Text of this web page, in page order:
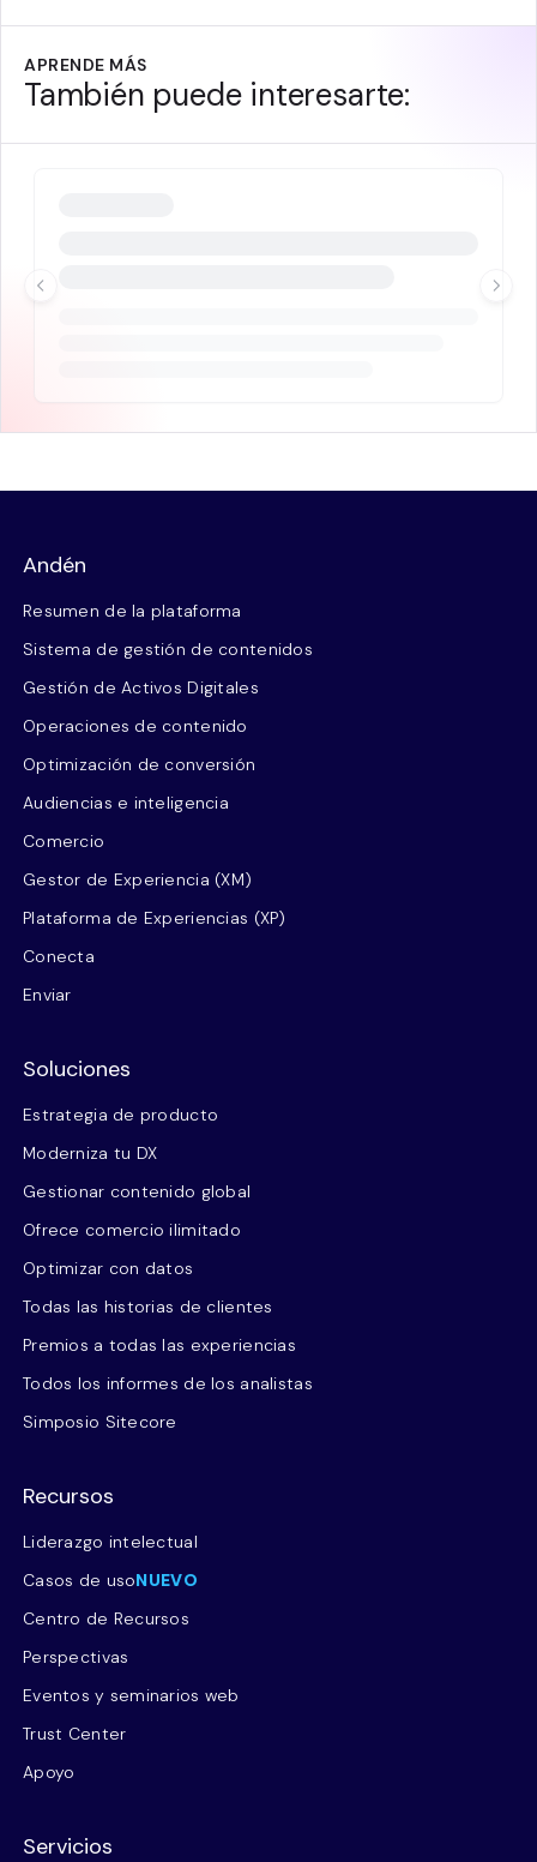
APRENDE MÁS
También puede interesarte:
Andén
Resumen de la plataforma
Sistema de gestión de contenidos
Gestión de Activos Digitales
Operaciones de contenido
Optimización de conversión
Audiencias e inteligencia
Comercio
Gestor de Experiencia (XM)
Plataforma de Experiencias (XP)
Conecta
Enviar
Soluciones
Estrategia de producto
Moderniza tu DX
Gestionar contenido global
Ofrece comercio ilimitado
Optimizar con datos
Todas las historias de clientes
Premios a todas las experiencias
Todos los informes de los analistas
Simposio Sitecore
Recursos
Liderazgo intelectual
Casos de usoNUEVO
Centro de Recursos
Perspectivas
Eventos y seminarios web
Trust Center
Apoyo
Servicios